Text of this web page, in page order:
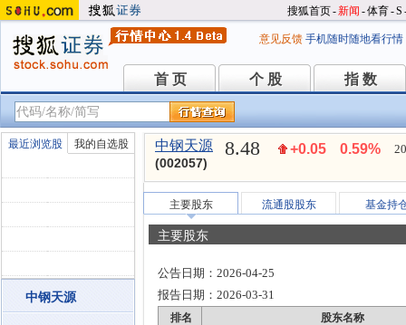
搜狐首页-新闻 -体育-S
意见反馈 手机随时随地看行情
首 页
首 页 个 股
个 股 指 数
指 数
最近浏览股 我的自选股
中钢天源
中钢天源
(002057)
8.48 +0.05 0.59%
主要股东 流通股股东 基金持
主要股东
公告日期： 2026-04-25
报告日期： 2026-03-31
排名
股东名称